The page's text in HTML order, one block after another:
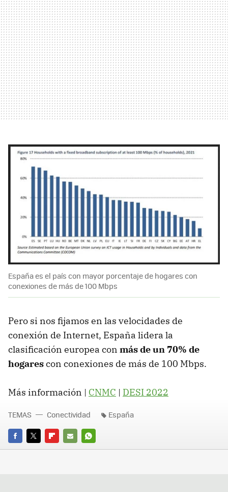
España es el país con mayor porcentaje de hogares con
conexiones de más de 100 Mbps
Pero si nos fijamos en las velocidades de
conexión de Internet, España lidera la
clasificación europea con más de un 70% de
hogarescon conexiones de más de 100 Mbps.
Más información | CNMC | DESI 2022
FACEBOOK
TWITTERFLIPBOARD
E-
WHATSAPP
TEMAS Conectividad España